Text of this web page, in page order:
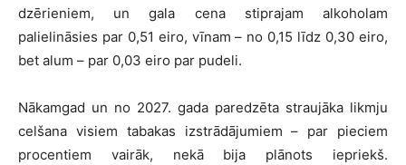
dzērieniem, un gala cena stiprajam alkoholam
palielināsies par 0,51 eiro, vīnam – no 0,15 līdz 0,30 eiro,
bet alum – par 0,03 eiro par pudeli.
Nākamgad un no 2027. gada paredzēta straujāka likmju
celšana visiem tabakas izstrādājumiem – par pieciem
procentiem vairāk, nekā bija plānots iepriekš.